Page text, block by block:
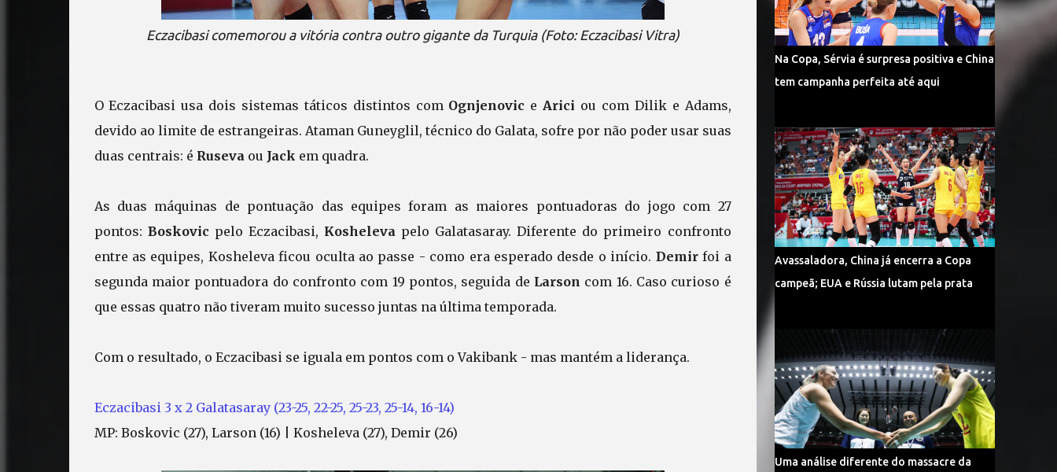
Eczacibasi comemorou a vitória contra outro gigante da Turquia (Foto: Eczacibasi Vitra)
O Eczacibasi usa dois sistemas táticos distintos com Ognjenovic eArici ou com Dilik e Adams,
devido ao limite de estrangeiras. Ataman Guneyglil, técnico do Galata, sofre por não poder usar suas
duas centrais: é Rusevaou Jack em quadra.
As duas máquinas de pontuação das equipes foram as maiores pontuadoras do jogo com 27
pontos: Boskovic pelo Eczacibasi, Koshelevapelo Galatasaray. Diferente do primeiro confronto
entre as equipes, Kosheleva ficou oculta ao passe - como era esperado desde o início. Demirfoi a
segunda maior pontuadora do confronto com 19 pontos, seguida de Larson com 16. Caso curioso é
que essas quatro não tiveram muito sucesso juntas na última temporada.
Com o resultado, o Eczacibasi se iguala em pontos com o Vakibank - mas mantém a liderança.
Eczacibasi 3 x 2 Galatasaray (23-25, 22-25, 25-23, 25-14, 16-14)
MP: Boskovic (27), Larson (16) | Kosheleva (27), Demir (26)
Na Copa, Sérvia é surpresa positiva e China
tem campanha perfeita até aqui
Avassaladora, China já encerra a Copa
campeã; EUA e Rússia lutam pela prata
Uma análise diferente do massacre da